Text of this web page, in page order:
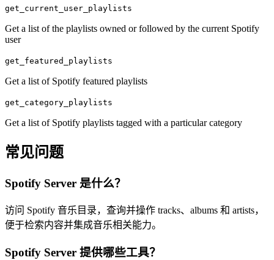
get_current_user_playlists
Get a list of the playlists owned or followed by the current Spotify
user
get_featured_playlists
Get a list of Spotify featured playlists
get_category_playlists
Get a list of Spotify playlists tagged with a particular category
常见问题
Spotify Server 是什么？
访问 Spotify 音乐目录，查询并操作 tracks、albums 和 artists，
便于检索内容并集成音乐相关能力。
Spotify Server 提供哪些工具？